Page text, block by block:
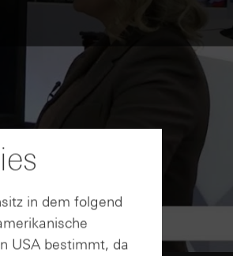
in dem folgend
USA bestimmt, da